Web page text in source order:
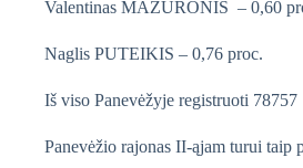
Valentinas MAZURONIS – 0,60
Naglis PUTEIKIS – 0,76 proc.
Iš viso Panevėžyje registruoti
Panevėžio rajonas II-ąjam turui